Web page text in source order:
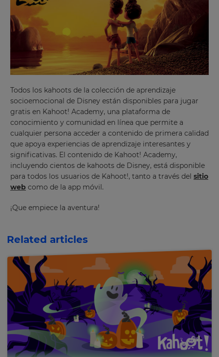
Todos los kahoots de la colección de aprendizaje
socioemocional de Disney están disponibles para jugar
gratis en Kahoot! Academy, una plataforma de
conocimiento y comunidad en línea que permite a
cualquier persona acceder a contenido de primera calidad
que apoya experiencias de aprendizaje interesantes y
significativas. El contenido de Kahoot! Academy,
incluyendo cientos de kahoots de Disney, está disponible
para todos los usuarios de Kahoot!, tanto a través del sitio
web como de la app móvil.
¡Que empiece la aventura!
Related articles
purposes.
Language
preferred
language
the
site.
Currency
This
will
update
pricing
across
the
Settings